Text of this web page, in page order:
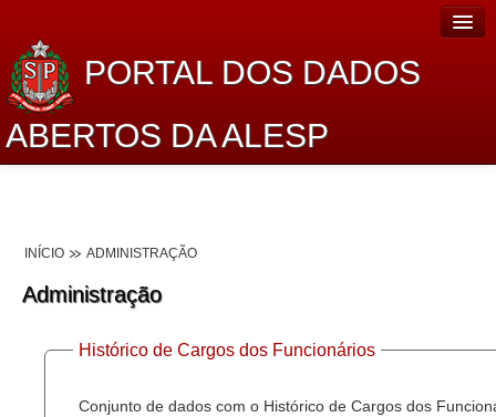
PORTAL DOS DADOS
ABERTOS DA ALESP
Dados Abertos Alesp
Lei de Acesso à Informação
Dados Governamentais Abertos
Planejamento
INÍCIO ADMINISTRAÇÃO
Administração
Histórico de Cargos dos Funcionários
Conjunto de dados com o Histórico de Cargos dos